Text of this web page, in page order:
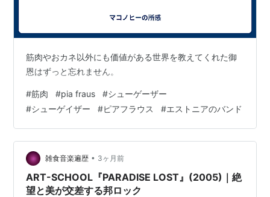
関連語：ゲイザー
筋肉やおカネ以外にも価値がある世界を教えてくれた御
恩はずっと忘れません。
#筋肉 #pia fraus #シューゲーザー
#シューゲイザー #ピアフラウス #エストニアのバンド
雑食音楽遍歴 • 3ヶ月前
ART-SCHOOL『PARADISE LOST』(2005)｜絶
望と美が交差する邦ロック